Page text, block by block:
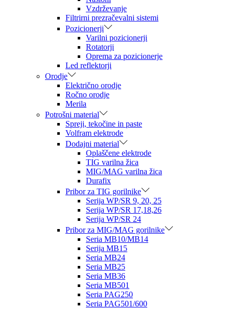
Vzdrževanje
Filtrirni prezračevalni sistemi
Pozicionerji
Varilni pozicionerji
Rotatorji
Oprema za pozicionerje
Led reflektorji
Orodje
Električno orodje
Ročno orodje
Merila
Potrošni material
Spreji, tekočine in paste
Volfram elektrode
Dodajni material
Oplaščene elektrode
TIG varilna žica
MIG/MAG varilna žica
Durafix
Pribor za TIG gorilnike
Serija WP/SR 9, 20, 25
Serija WP/SR 17,18,26
Serija WP/SR 24
Pribor za MIG/MAG gorilnike
Seria MB10/MB14
Serija MB15
Seria MB24
Seria MB25
Seria MB36
Seria MB501
Seria PAG250
Seria PAG501/600